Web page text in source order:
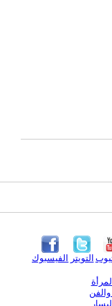
الفيسبوك التويتر
والفن